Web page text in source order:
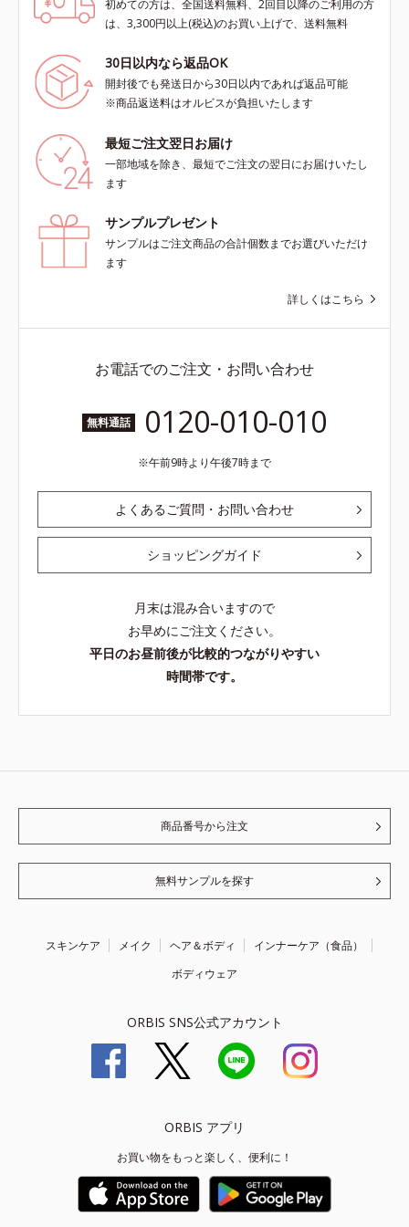
初めての方は、全国送料無料、2回目以降のご利用の方
は、3,300円以上(税込)のお買い上げで、送料無料
30日以内なら返品OK
開封後でも発送日から30日以内であれば返品可能
※商品返送料はオルビスが負担いたします
最短ご注文翌日お届け
一部地域を除き、最短でご注文の翌日にお届けいたし
ます
サンプルプレゼント
サンプルはご注文商品の合計個数までお選びいただけ
ます
詳しくはこちら
お電話でのご注文・お問い合わせ
無料通話 0120-010-010
午前9時より午後7時まで
よくあるご質問・お問い合わせ
ショッピングガイド
月末は混み合いますので
お早めにご注文ください。
平日のお昼前後が比較的つながりやすい
時間帯です。
商品番号から注文
無料サンプルを探す
スキンケア メイク ヘア＆ボディ
インナーケア（食品）
ボディウェア
ORBIS SNS公式アカウント
ORBIS アプリ
お買い物をもっと楽しく、便利に！